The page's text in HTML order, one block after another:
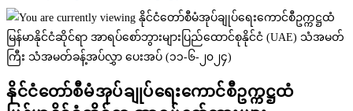
နိုင်ငံတော်စီမံအုပ်ချုပ်ရေးကောင်စီဥက္ကဋ္ဌထံ